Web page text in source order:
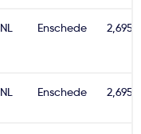
NL Enschede 2,695€
NL Enschede 2,695€